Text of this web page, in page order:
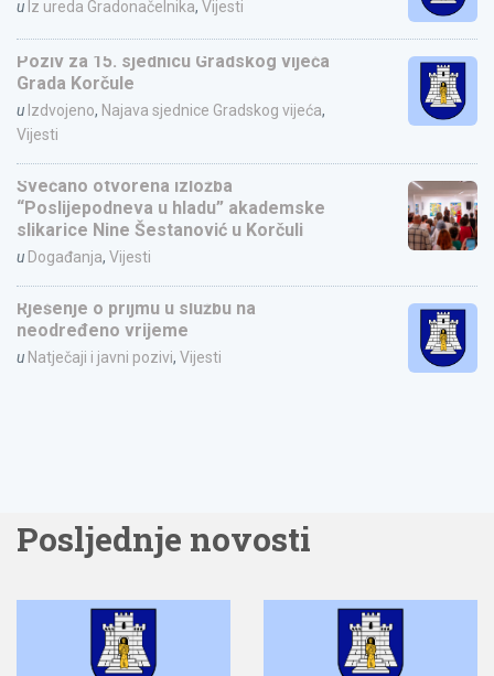
u Iz ureda Gradonačelnika, Vijesti
Poziv za 15. sjednicu Gradskog vijeća
Grada Korčule
u Izdvojeno, Najava sjednice Gradskog vijeća,
Vijesti
Svečano otvorena izložba
“Poslijepodneva u hladu” akademske
slikarice Nine Šestanović u Korčuli
u Događanja, Vijesti
Rješenje o prijmu u službu na
neodređeno vrijeme
u Natječaji i javni pozivi, Vijesti
Posljednje novosti